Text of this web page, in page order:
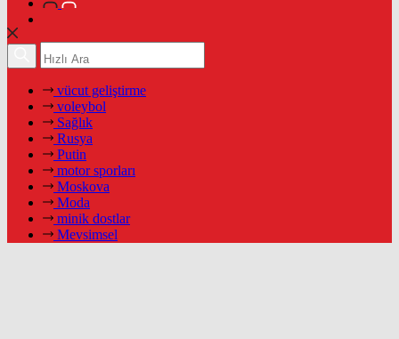
vücut geliştirme
voleybol
Sağlık
Rusya
Putin
motor sporları
Moskova
Moda
minik dostlar
Mevsimsel